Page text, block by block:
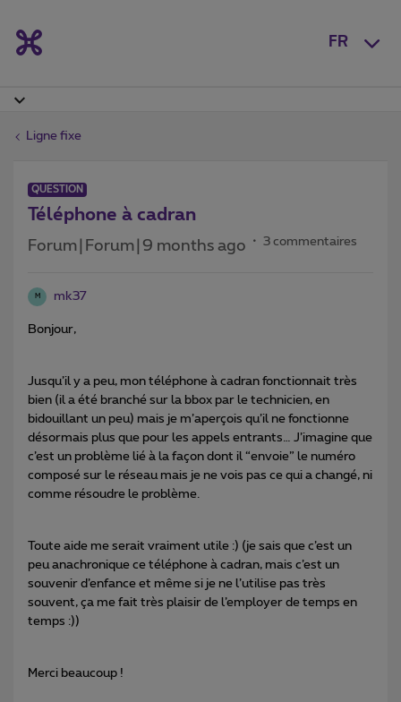
FR
Ligne fixe
QUESTION
Téléphone à cadran
Forum|Forum|9 months ago 3 commentaires
M mk37
Bonjour,
Jusqu’il y a peu, mon téléphone à cadran fonctionnait très
bien (il a été branché sur la bbox par le technicien, en
bidouillant un peu) mais je m’aperçois qu’il ne fonctionne
désormais plus que pour les appels entrants… J’imagine que
c’est un problème lié à la façon dont il “envoie” le numéro
composé sur le réseau mais je ne vois pas ce qui a changé, ni
comme résoudre le problème.
Toute aide me serait vraiment utile :) (je sais que c’est un
peu anachronique ce téléphone à cadran, mais c’est un
souvenir d’enfance et même si je ne l’utilise pas très
souvent, ça me fait très plaisir de l’employer de temps en
temps :))
Merci beaucoup !